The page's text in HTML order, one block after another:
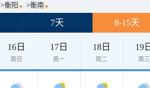
>衡阳 >衡南
7天 8-15天
16日
周日
17日
周一
18日
周二
19
周三